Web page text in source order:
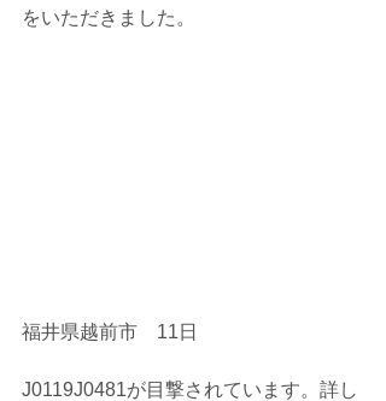
をいただきました。
福井県越前市　11日
J0119J0481が目撃されています。詳し